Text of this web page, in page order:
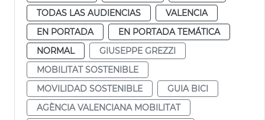
TODAS LAS AUDIENCIAS
VALENCIA
EN PORTADA
EN PORTADA TEMÁTICA
NORMAL
GIUSEPPE GREZZI
MOBILITAT SOSTENIBLE
MOVILIDAD SOSTENIBLE
GUIA BICI
AGÈNCIA VALENCIANA MOBILITAT